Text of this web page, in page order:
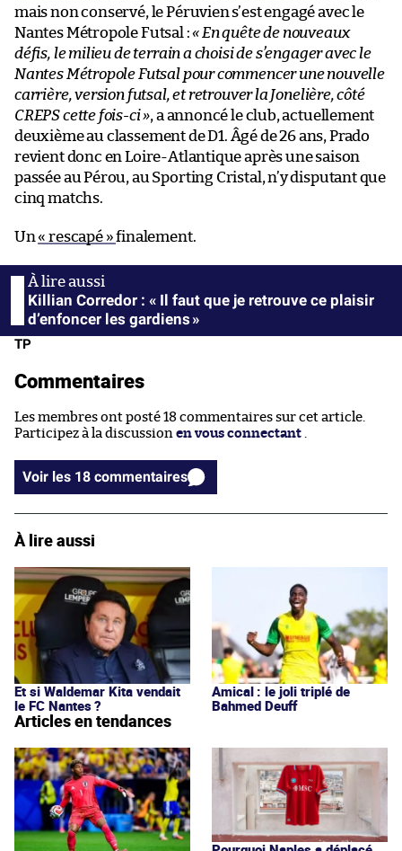
mais non conservé, le Péruvien s’est engagé avec le
Nantes Métropole Futsal :« En quête de nouveaux
défis, le milieu de terrain a choisi de s’engager avec le
Nantes Métropole Futsal pour commencer une nouvelle
carrière, version futsal, et retrouver la Jonelière, côté
CREPS cette fois-ci », a annoncé le club, actuellement
deuxième au classement de D1. Âgé de 26 ans, Prado
revient donc en Loire-Atlantique après une saison
passée au Pérou, au Sporting Cristal, n’y disputant que
cinq matchs.
Un « rescapé »finalement.
Killian Corredor : « Il faut que je retrouve ce plaisir
d’enfoncer les gardiens »
TP
Commentaires
Les membres ont posté 18 commentaires sur cet article.
Participez à la discussion en vous connectant
Voir les 18 commentaires
À lire aussi
Et si Waldemar Kita vendait
le FC Nantes ?
Amical : le joli triplé de
Bahmed Deuff
Articles en tendances